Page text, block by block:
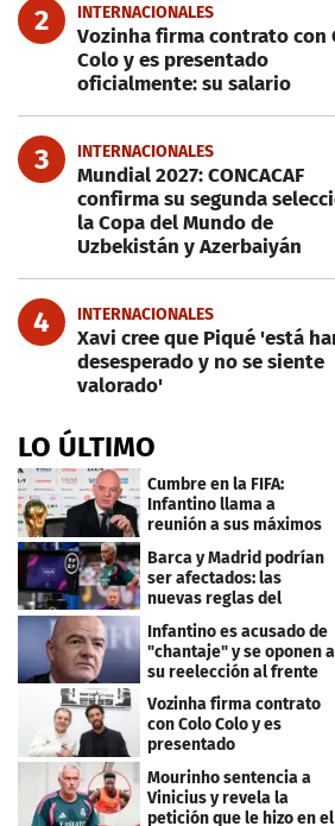
2 INTERNACIONALES
Vozinha firma contrato con
Colo y es presentado
oficialmente: su salario
3 INTERNACIONALES
Mundial 2027: CONCACAF
confirma su segunda
la Copa del Mundo de
Uzbekistán y Azerbaiyán
4 INTERNACIONALES
Xavi cree que Piqué 'está
desesperado y no se siente
valorado'
LO ÚLTIMO
Cumbre en la FIFA:
Infantino llama a
reunión a sus máximos
Barca y Madrid podrían
ser afectados: las
nuevas reglas del
arbitraje en LaLiga
Infantino es acusado de
"chantaje" y se oponen a
su reelección al frente
de la FIFA
Vozinha firma contrato
con Colo Colo y es
presentado
oficialmente: su salario
Mourinho sentencia a
Vinicius y revela la
petición que le hizo en el